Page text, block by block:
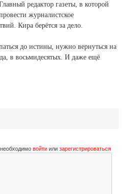
редактор газеты, в которой
журналистское
Кира берётся за дело.
до истины, нужно вернуться на
в восьмидесятых. И даже ещё
войти или зарегистрироваться